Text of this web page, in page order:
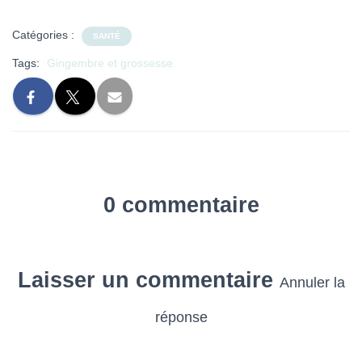
Catégories : SANTÉ
Tags: Gingembre et grossesse
0 commentaire
Laisser un commentaire Annuler la
réponse